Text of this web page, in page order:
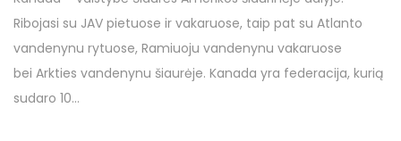
s
t
e
d
o
1
7
1
3
Ribojasi su JAV pietuose ir vakaruose, taip pat su Atlanto
vandenynu rytuose, Ramiuoju vandenynu vakaruose
bei Arkties vandenynu šiaurėje. Kanada yra federacija, kurią
sudaro 10…